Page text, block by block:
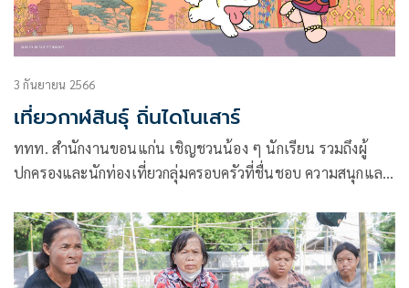
3 กันยายน 2566
เที่ยวกาฬสินธุ์ ถิ่นไดโนเสาร์
ททท. สำนักงานขอนแก่น เชิญชวนน้อง ๆ นักเรียน รวมถึงผู้
ปกครองและนักท่องเที่ยวกลุ่มครอบครัวที่ชื่นชอบ ความสนุกและ
ดึกดำบรรพ์ ที่จังหวัดกาฬสินธุ์